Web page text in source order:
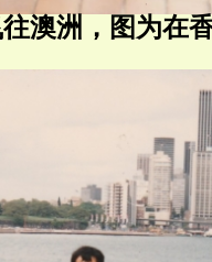
澳洲，图为在